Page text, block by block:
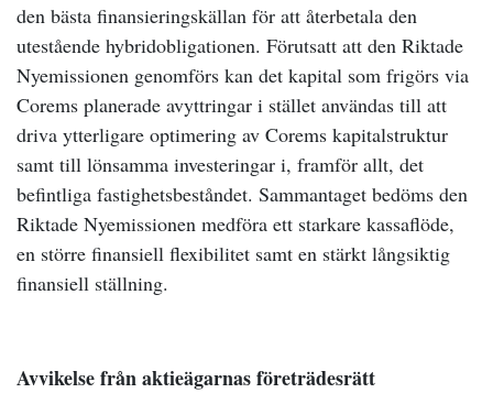
den bästa finansieringskällan för att återbetala den
utestående hybridobligationen. Förutsatt att den Riktade
Nyemissionen genomförs kan det kapital som frigörs via
Corems planerade avyttringar i stället användas till att
driva ytterligare optimering av Corems kapitalstruktur
samt till lönsamma investeringar i, framför allt, det
befintliga fastighetsbeståndet. Sammantaget bedöms den
Riktade Nyemissionen medföra ett starkare kassaflöde,
en större finansiell flexibilitet samt en stärkt långsiktig
finansiell ställning.
Avvikelse från aktieägarnas företrädesrätt